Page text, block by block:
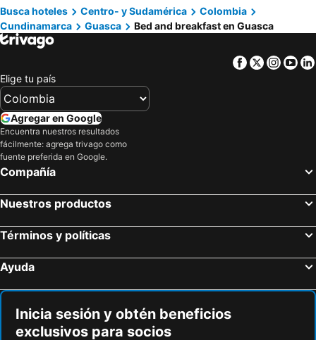
Chocontá, bed and breakfasts
Busca hoteles Centro- y Sudamérica
Colombia
Cundinamarca
Guasca Bed and breakfast en Guasca
Facebook
Twitter
Elige tu país
Agregar en Google
Encuentra nuestros resultados
fácilmente: agrega trivago como
fuente preferida en Google.
Compañía
Nuestros productos
Términos y políticas
Ayuda
Inicia sesión y obtén beneficios
exclusivos para socios